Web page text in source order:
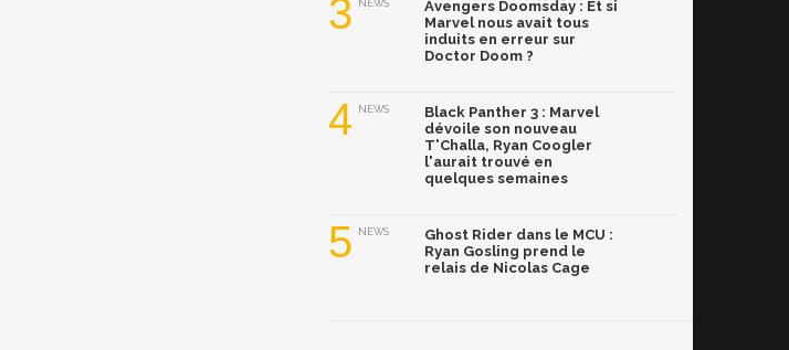
3 NEWS
Avengers Doomsday : Et si
Marvel nous avait tous
induits en erreur sur
Doctor Doom ?
4 NEWS
Black Panther 3 : Marvel
dévoile son nouveau
T'Challa, Ryan Coogler
l'aurait trouvé en
quelques semaines
5 NEWS
Ghost Rider dans le MCU :
Ryan Gosling prend le
relais de Nicolas Cage